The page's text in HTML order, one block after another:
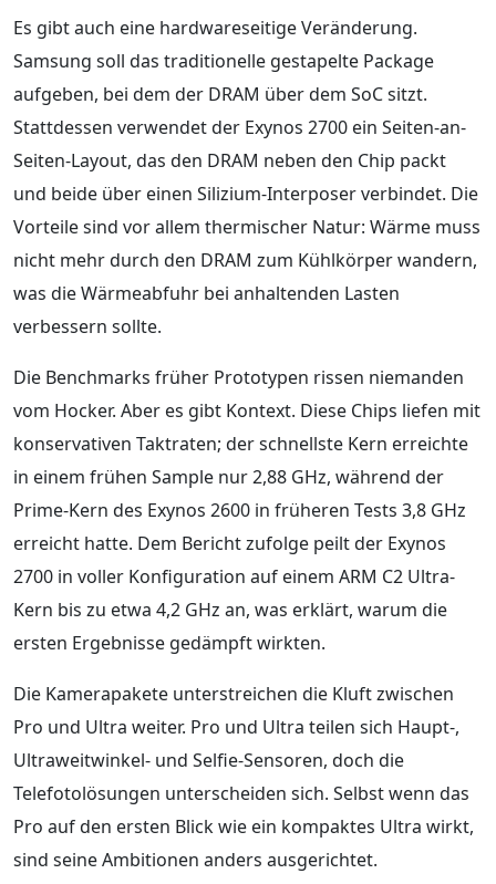
Es gibt auch eine hardwareseitige Veränderung.
Samsung soll das traditionelle gestapelte Package
aufgeben, bei dem der DRAM über dem SoC sitzt.
Stattdessen verwendet der Exynos 2700 ein Seiten-an-
Seiten-Layout, das den DRAM neben den Chip packt
und beide über einen Silizium-Interposer verbindet. Die
Vorteile sind vor allem thermischer Natur: Wärme muss
nicht mehr durch den DRAM zum Kühlkörper wandern,
was die Wärmeabfuhr bei anhaltenden Lasten
verbessern sollte.
Die Benchmarks früher Prototypen rissen niemanden
vom Hocker. Aber es gibt Kontext. Diese Chips liefen mit
konservativen Taktraten; der schnellste Kern erreichte
in einem frühen Sample nur 2,88 GHz, während der
Prime-Kern des Exynos 2600 in früheren Tests 3,8 GHz
erreicht hatte. Dem Bericht zufolge peilt der Exynos
2700 in voller Konfiguration auf einem ARM C2 Ultra-
Kern bis zu etwa 4,2 GHz an, was erklärt, warum die
ersten Ergebnisse gedämpft wirkten.
Die Kamerapakete unterstreichen die Kluft zwischen
Pro und Ultra weiter. Pro und Ultra teilen sich Haupt-,
Ultraweitwinkel- und Selfie-Sensoren, doch die
Telefotolösungen unterscheiden sich. Selbst wenn das
Pro auf den ersten Blick wie ein kompaktes Ultra wirkt,
sind seine Ambitionen anders ausgerichtet.